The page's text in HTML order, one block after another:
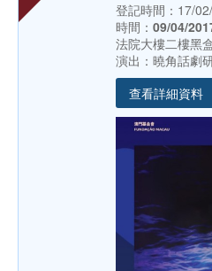
登記時間：17/
時間： 09/04/
法院大樓二樓黑
演出：曉角話劇
查看詳細資料